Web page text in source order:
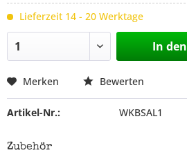
Lieferzeit 14 - 20 Werktage
In den
Merken Bewerten
Artikel-Nr.: WKBSAL1
Zubehör